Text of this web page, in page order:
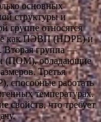
основных
структуры и
группе относятся
как ПЭВП (HDPE) и
Вторая группа —
(ПОМ), обладающие
Третья
способные работать
температурах.
свойств, что требует